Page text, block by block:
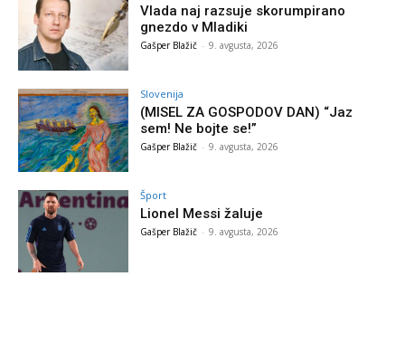
Vlada naj razsuje skorumpirano
gnezdo v Mladiki
Gašper Blažič - 9. avgusta, 2026
Slovenija
(MISEL ZA GOSPODOV DAN) “Jaz
sem! Ne bojte se!”
Gašper Blažič - 9. avgusta, 2026
Šport
Lionel Messi žaluje
Gašper Blažič - 9. avgusta, 2026